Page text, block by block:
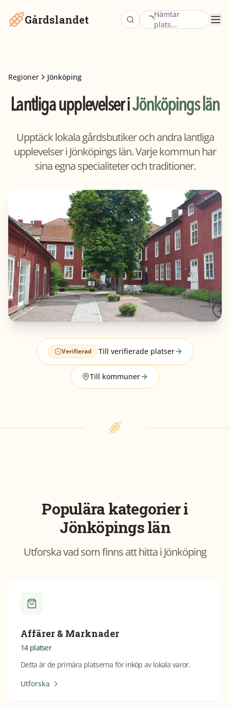
Gårdslandet
Hämtar
plats...
Regioner Jönköping
Lantliga upplevelser iJönköpings län
Upptäck lokala gårdsbutiker och andra lantliga
upplevelser i Jönköpings län. Varje kommun har
sina egna specialiteter och traditioner.
Verifierad Till verifierade platser
Till kommuner
Populära kategorier i
Jönköpings län
Utforska vad som finns att hitta iJönköping
Affärer & Marknader
14 platser
Detta är de primära platserna för inköp av lokala varor.
Utforska